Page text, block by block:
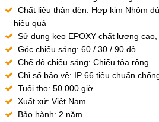
Chất liệu thân đèn: Hợp kim Nhôm
hiệu quả
Sử dụng keo EPOXY chất lượng
Góc chiếu sáng: 60 / 30 / 90 độ
Chế độ chiếu sáng: Chiếu tỏa rộng
Chỉ số bảo vệ: IP 66 tiêu chuẩn
Tuổi thọ: 50.000 giờ
Xuất xứ: Việt Nam
Bảo hành: 2 năm